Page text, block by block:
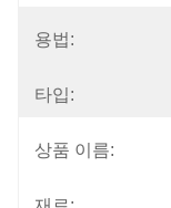
용법:
타입:
상품 이름: